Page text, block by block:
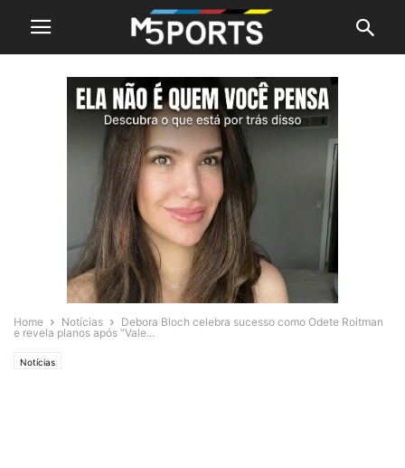
Home Notícias
Debora Bloch celebra sucesso como Odete Roitman
e revela planos após “Vale...
Notícias